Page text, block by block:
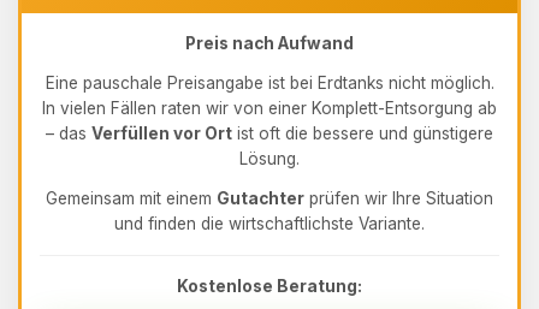
Preis nach Aufwand
Eine pauschale Preisangabe ist bei Erdtanks nicht möglich.
In vielen Fällen raten wir von einer Komplett-Entsorgung ab
– das Verfüllen vor Ort ist oft die bessere und günstigere
Lösung.
Gemeinsam mit einem Gutachter prüfen wir Ihre Situation
und finden die wirtschaftlichste Variante.
Kostenlose Beratung: